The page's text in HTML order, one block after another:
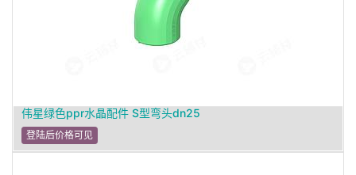
伟星绿色ppr水晶配件 S型弯头dn25
登陆后价格可见